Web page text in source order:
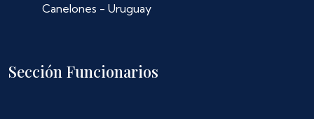
Canelones - Uruguay
Sección Funcionarios